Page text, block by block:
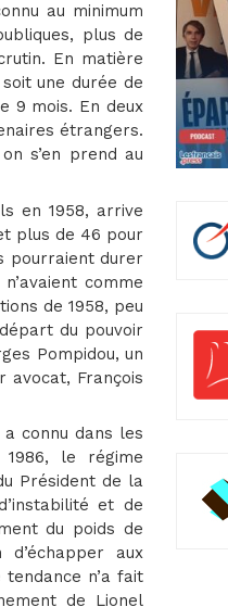
au minimum
plus de
En matière
une durée de
9 mois. En deux
étrangers.
s’en prend au
en 1958, arrive
plus de 46 pour
pourraient durer
comme
de 1958, peu
du pouvoir
Pompidou, un
avocat, François
connu dans les
le régime
Président de la
et de
du poids de
aux
n’a fait
de Lionel